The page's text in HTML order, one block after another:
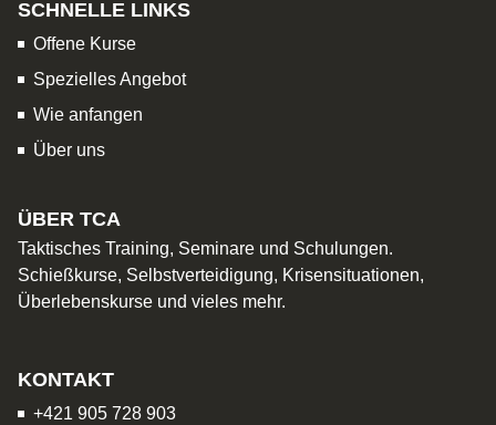
SCHNELLE LINKS
Offene Kurse
Spezielles Angebot
Wie anfangen
Über uns
ÜBER TCA
Taktisches Training, Seminare und Schulungen.
Schießkurse, Selbstverteidigung, Krisensituationen,
Überlebenskurse und vieles mehr.
KONTAKT
+421 905 728 903